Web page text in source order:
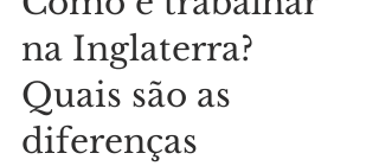
Reflexões
Como é trabalhar
na Inglaterra?